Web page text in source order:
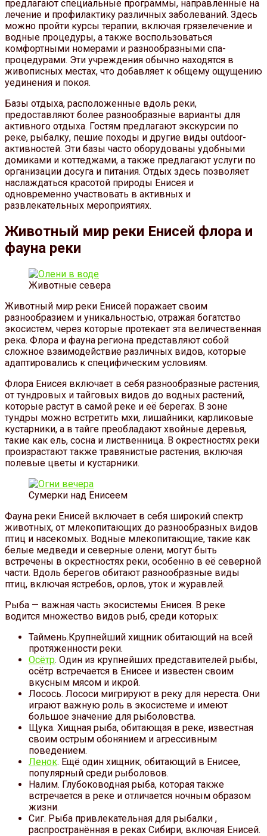
предлагают специальные программы, направленные на
лечение и профилактику различных заболеваний. Здесь
можно пройти курсы терапии, включая грязелечение и
водные процедуры, а также воспользоваться
комфортными номерами и разнообразными спа-
процедурами. Эти учреждения обычно находятся в
живописных местах, что добавляет к общему ощущению
уединения и покоя.
Базы отдыха, расположенные вдоль реки,
предоставляют более разнообразные варианты для
активного отдыха. Гостям предлагают экскурсии по
реке, рыбалку, пешие походы и другие виды outdoor-
активностей. Эти базы часто оборудованы удобными
домиками и коттеджами, а также предлагают услуги по
организации досуга и питания. Отдых здесь позволяет
наслаждаться красотой природы Енисея и
одновременно участвовать в активных и
развлекательных мероприятиях.
Животный мир реки Енисей флора и
фауна реки
Животные севера
Животный мир реки Енисей поражает своим
разнообразием и уникальностью, отражая богатство
экосистем, через которые протекает эта величественная
река. Флора и фауна региона представляют собой
сложное взаимодействие различных видов, которые
адаптировались к специфическим условиям.
Флора Енисея включает в себя разнообразные растения,
от тундровых и тайговых видов до водных растений,
которые растут в самой реке и её берегах. В зоне
тундры можно встретить мхи, лишайники, карликовые
кустарники, а в тайге преобладают хвойные деревья,
такие как ель, сосна и лиственница. В окрестностях реки
произрастают также травянистые растения, включая
полевые цветы и кустарники.
Сумерки над Енисеем
Фауна реки Енисей включает в себя широкий спектр
животных, от млекопитающих до разнообразных видов
птиц и насекомых. Водные млекопитающие, такие как
белые медведи и северные олени, могут быть
встречены в окрестностях реки, особенно в её северной
части. Вдоль берегов обитают разнообразные виды
птиц, включая ястребов, орлов, уток и журавлей.
Рыба — важная часть экосистемы Енисея. В реке
водится множество видов рыб, среди которых:
Таймень.Крупнейший хищник обитающий на всей
протяженности реки.
Осётр. Один из крупнейших представителей рыбы,
осётр встречается в Енисее и известен своим
вкусным мясом и икрой.
Лосось. Лососи мигрируют в реку для нереста. Они
играют важную роль в экосистеме и имеют
большое значение для рыболовства.
Щука. Хищная рыба, обитающая в реке, известная
своим острым обонянием и агрессивным
поведением.
Ленок. Ещё один хищник, обитающий в Енисее,
популярный среди рыболовов.
Налим. Глубоководная рыба, которая также
встречается в реке и отличается ночным образом
жизни.
Сиг. Рыба привлекательная для рыбалки ,
распространённая в реках Сибири, включая Енисей.